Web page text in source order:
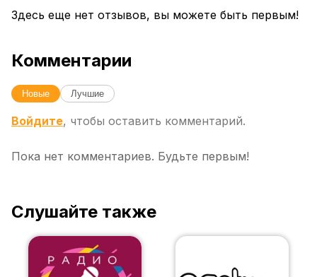
Здесь еще нет отзывов, вы можете быть первым!
Комментарии
Новые Лучшие
Войдите, чтобы оставить комментарий.
Пока нет комментариев. Будьте первым!
Слушайте также